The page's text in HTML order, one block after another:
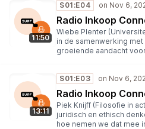
11:50
S01:E04
Radio Inkoop
Wiebe Plenter
in de samenwerking
groeiende aandacht
13:11
S01:E03
Radio Inkoop
Piek Knijff (Filosofie in
juridisch en ethisch
hoe nemen we dat mee